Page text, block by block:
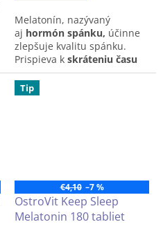
Melatonín, nazývaný
aj hormón spánku, účinne
zlepšuje kvalitu spánku.
Prispieva k skráteniu času
potrebného na zaspávanie,
a zároveň
únavy
Tip
€4,10 –7 %
OstroVit Keep Sleep
Melatonin 180 tabliet